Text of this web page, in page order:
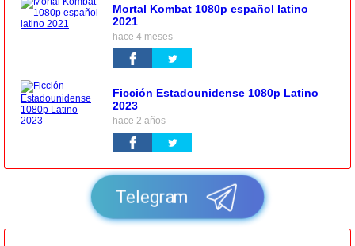
Mortal Kombat 1080p español latino
2021
hace 4 meses
Ficción Estadounidense 1080p Latino
2023
hace 2 años
Telegram